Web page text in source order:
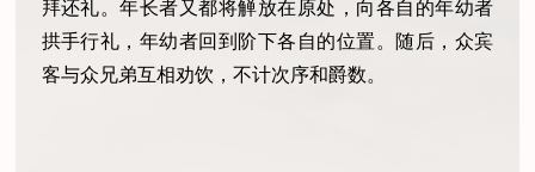
拜还礼。年长者又都将觯放在原处，向各自的年幼者
拱手行礼，年幼者回到阶下各自的位置。随后，众宾
客与众兄弟互相劝饮，不计次序和爵数。